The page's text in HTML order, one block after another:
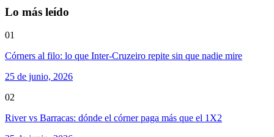
Lo más leído
01
Córners al filo: lo que Inter-Cruzeiro repite sin que nadie mire
25 de junio, 2026
02
River vs Barracas: dónde el córner paga más que el 1X2